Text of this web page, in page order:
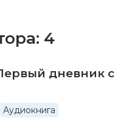
4
дневник
Аудиокнига